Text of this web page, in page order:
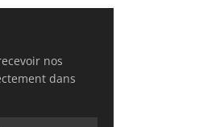
nos
dans